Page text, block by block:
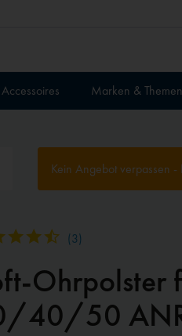
Marken & Themen
Kein Angebot verpassen
(3)
Ohrpolster
40/50